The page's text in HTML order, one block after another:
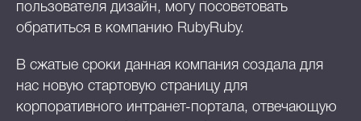
пользователя дизайн, могу посоветовать
обратиться в компанию RubyRuby.
В сжатые сроки данная компания создала для
нас новую стартовую страницу для
корпоративного интранет-портала, отвечающую